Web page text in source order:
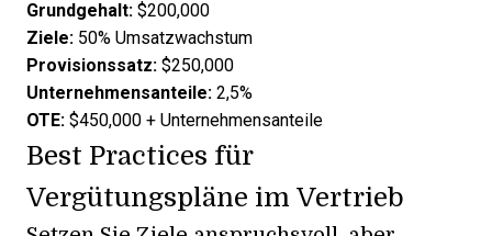
Grundgehalt: $200,000
Ziele: 50% Umsatzwachstum
Provisionssatz: $250,000
Unternehmensanteile: 2,5%
OTE: $450,000 + Unternehmensanteile
Best Practices für
Vergütungspläne im Vertrieb